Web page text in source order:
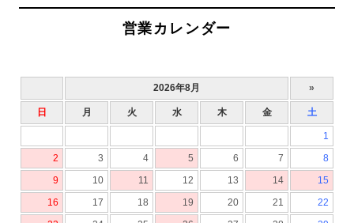
営業カレンダー